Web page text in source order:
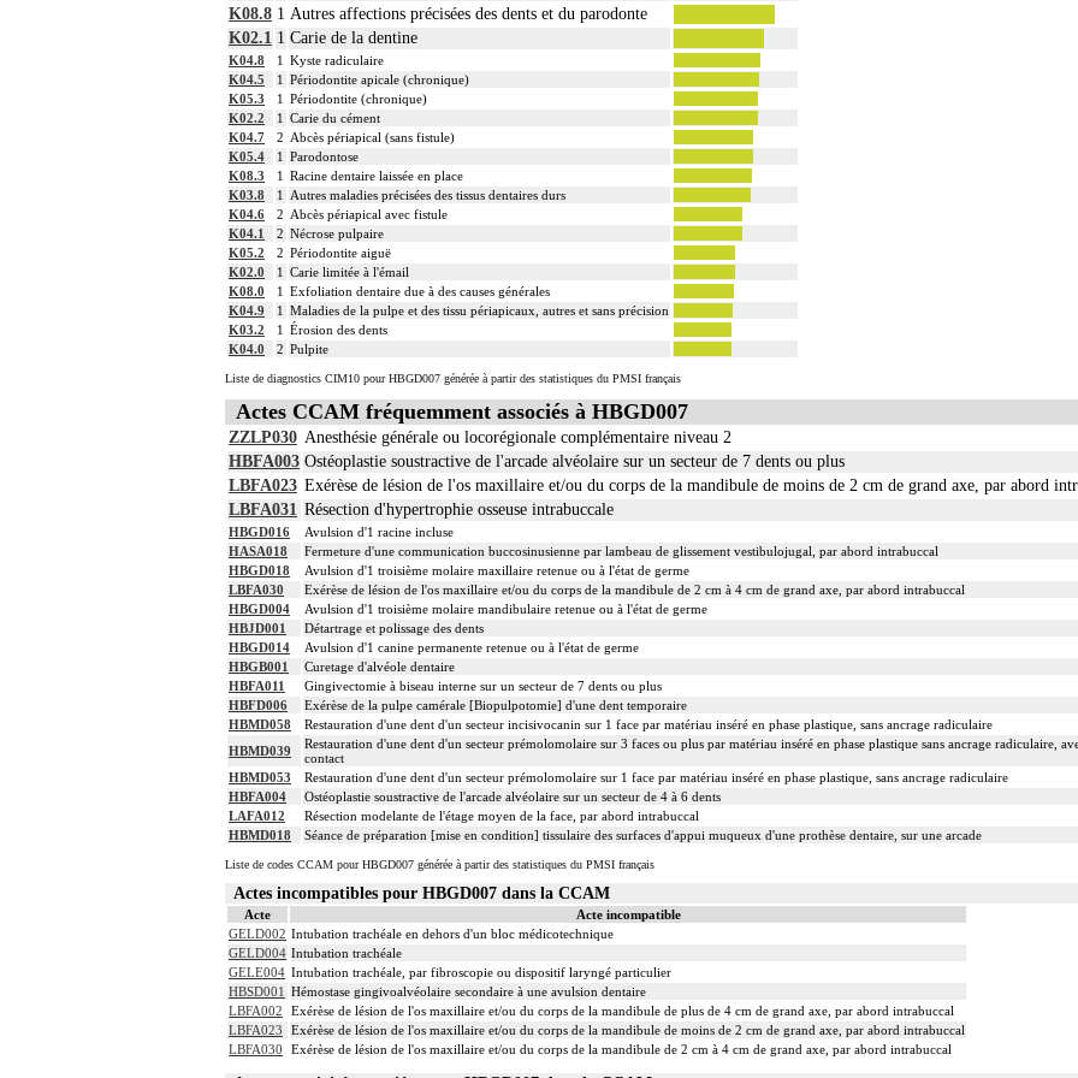
K08.8 1 Autres affections précisées des dents et du parodonte
K02.1 1 Carie de la dentine
K04.8 1 Kyste radiculaire
K04.5
1 Périodontite apicale (chronique)
K05.3
1 Périodontite (chronique)
K02.2
1 Carie du cément
K04.7
2 Abcès périapical (sans fistule)
K05.4
1 Parodontose
K08.3
1 Racine dentaire laissée en place
K03.8
1
Autres maladies précisées des tissus dentaires durs
K04.6
2 Abcès périapical avec fistule
K04.1
2 Nécrose pulpaire
K05.2
2 Périodontite aiguë
K02.0
1 Carie limitée à l'émail
K08.0
1 Exfoliation dentaire due à des causes générales
K04.9
1 Maladies de la pulpe et des tissu périapicaux, autres et sans précision
K03.2
1 Érosion des dents
K04.0
2 Pulpite
Liste de diagnostics CIM10 pour HBGD007 générée à partir des statistiques du PMSI français
Actes CCAM fréquemment associés à HBGD007
ZZLP030 Anesthésie générale ou locorégionale complémentaire niveau 2
HBFA003 Ostéoplastie soustractive de l'arcade alvéolaire sur un secteur de 7 dents ou plus
LBFA023 Exérèse de lésion de l'os maxillaire et/ou du corps de la mandibule de moins de 2 cm de grand axe, par abord
LBFA031 Résection d'hypertrophie osseuse intrabuccale
HBGD016
Avulsion d'1 racine incluse
HASA018
Fermeture d'une communication buccosinusienne par lambeau de glissement vestibulojugal, par abord intrabuccal
HBGD018
Avulsion d'1 troisième molaire maxillaire retenue ou à l'état de germe
LBFA030
Exérèse de lésion de l'os maxillaire et/ou du corps de la mandibule de 2 cm à 4 cm de grand axe, par abord intrabuccal
HBGD004
Avulsion d'1 troisième molaire mandibulaire retenue ou à l'état de germe
HBJD001
Détartrage et polissage des dents
HBGD014
Avulsion d'1 canine permanente retenue ou à l'état de germe
HBGB001
Curetage d'alvéole dentaire
HBFA011
Gingivectomie à biseau interne sur un secteur de 7 dents ou plus
HBFD006
Exérèse de la pulpe camérale [Biopulpotomie] d'une dent temporaire
HBMD058
Restauration d'une dent d'un secteur incisivocanin sur 1 face par matériau inséré en phase plastique, sans ancrage radiculaire
HBMD039
Restauration d'une dent d'un secteur prémolomolaire sur 3 faces ou plus par matériau inséré en phase plastique sans ancrage radiculaire,
contact
HBMD053
Restauration d'une dent d'un secteur prémolomolaire sur 1 face par matériau inséré en phase plastique, sans ancrage radiculaire
HBFA004
Ostéoplastie soustractive de l'arcade alvéolaire sur un secteur de 4 à 6 dents
LAFA012
Résection modelante de l'étage moyen de la face, par abord intrabuccal
HBMD018
Séance de préparation [mise en condition] tissulaire des surfaces d'appui muqueux d'une prothèse dentaire, sur une arcade
Liste de codes CCAM pour HBGD007 générée à partir des statistiques du PMSI français
Actes incompatibles pour HBGD007 dans la CCAM
Acte
Acte incompatible
GELD002 Intubation trachéale en dehors d'un bloc médicotechnique
GELD004 Intubation trachéale
GELE004 Intubation trachéale, par fibroscopie ou dispositif laryngé particulier
HBSD001 Hémostase gingivoalvéolaire secondaire à une avulsion dentaire
LBFA002
Exérèse de lésion de l'os maxillaire et/ou du corps de la mandibule de plus de 4 cm de grand axe, par abord intrabuccal
LBFA023
Exérèse de lésion de l'os maxillaire et/ou du corps de la mandibule de moins de 2 cm de grand axe, par abord intrabuccal
LBFA030
Exérèse de lésion de l'os maxillaire et/ou du corps de la mandibule de 2 cm à 4 cm de grand axe, par abord intrabuccal